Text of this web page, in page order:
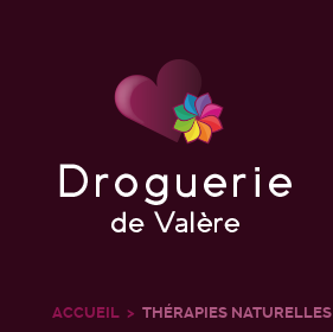
ACCUEIL THÉRAPIES NATURELLES